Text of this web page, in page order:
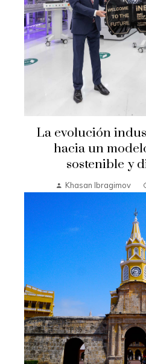
La evolución
hacia un
sostenible y
Khasan Ibragimov